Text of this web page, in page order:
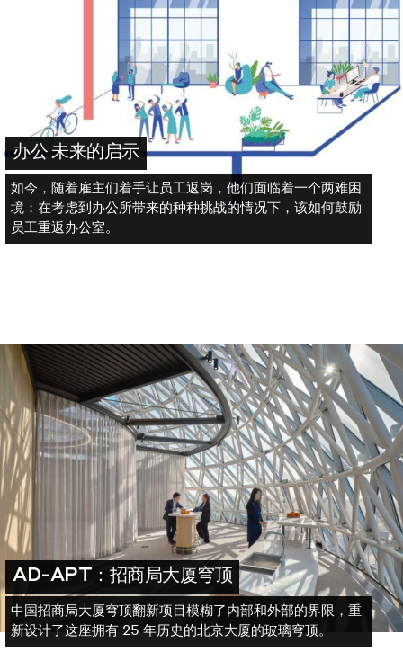
办公 未来的启示
如今，随着雇主们着手让员工返岗，他们面临着一个两难困
境：在考虑到办公所带来的种种挑战的情况下，该如何鼓励
员工重返办公室。
AD-APT：招商局大厦穹顶
中国招商局大厦穹顶翻新项目模糊了内部和外部的界限，重
新设计了这座拥有 25 年历史的北京大厦的玻璃穹顶。